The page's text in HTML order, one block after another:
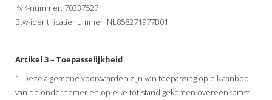
KvK-nummer: 70337527
Btw-identificatienummer: NL858271977B01
Artikel 3 – Toepasselijkheid
1. Deze algemene voorwaarden zijn van toepassing op elk aanbod
van de ondernemer en op elke tot stand gekomen overeenkomst